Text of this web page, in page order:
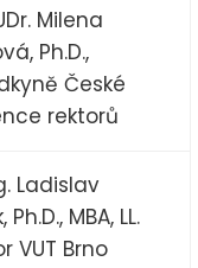
Milena
Ph.D.,
České
rektorů
Ladislav
MBA, LL.
VUT Brno